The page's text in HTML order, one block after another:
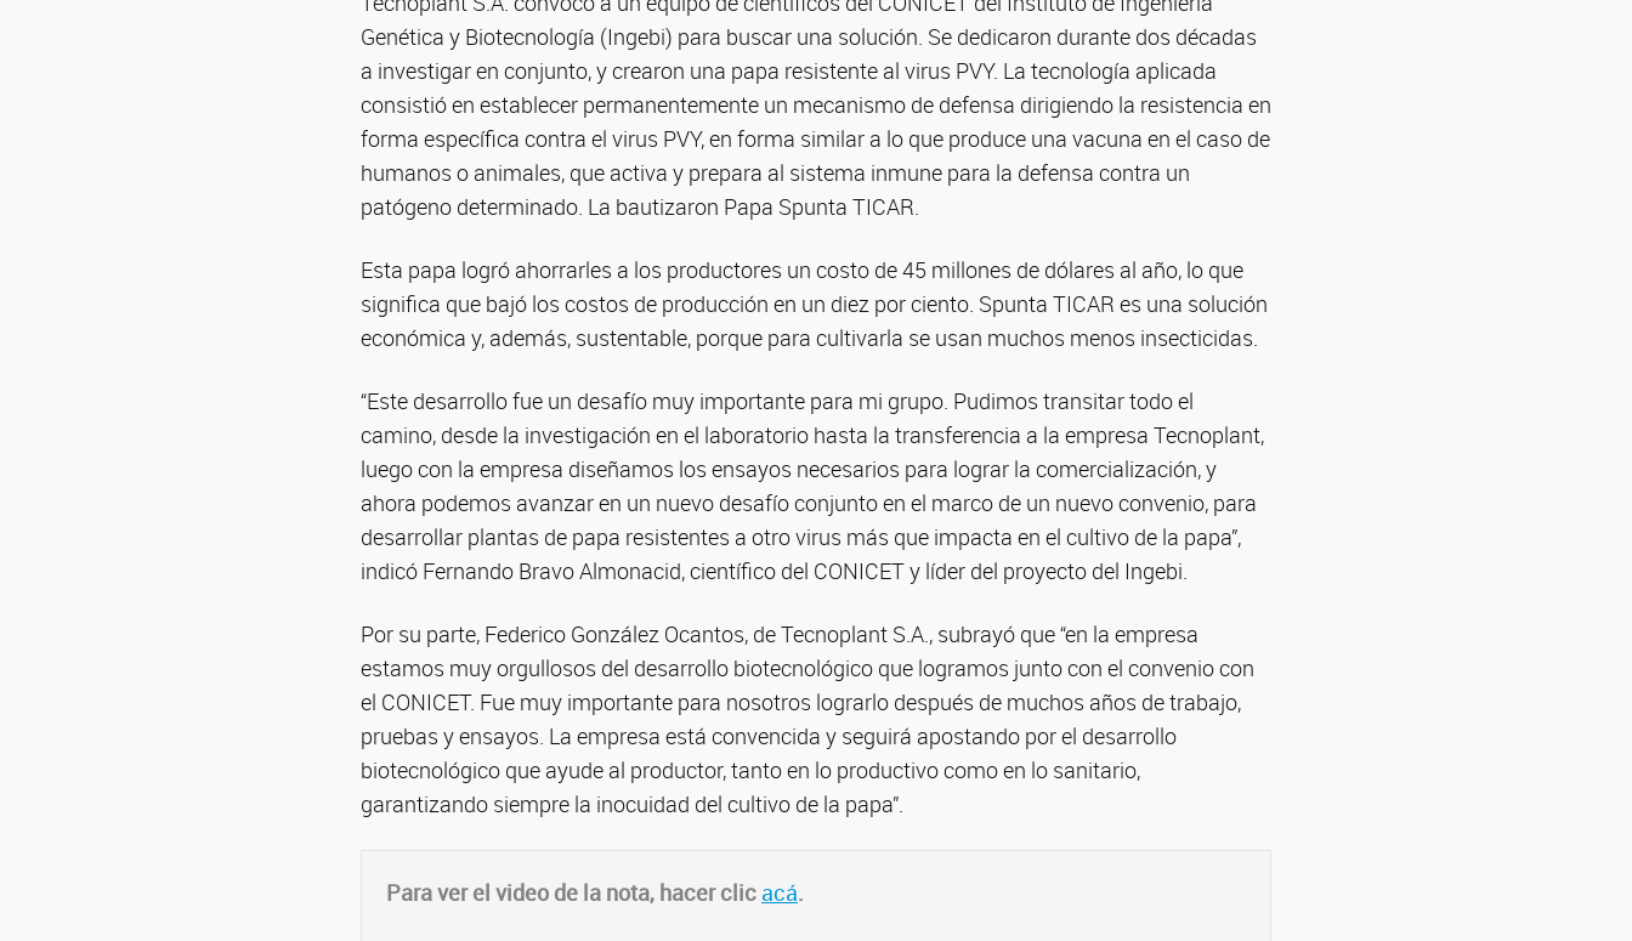
Genética y Biotecnología (Ingebi) para buscar una solución. Se dedicaron durante dos décadas
a investigar en conjunto, y crearon una papa resistente al virus PVY. La tecnología aplicada
consistió en establecer permanentemente un mecanismo de defensa dirigiendo la resistencia en
forma específica contra el virus PVY, en forma similar a lo que produce una vacuna en el caso de
humanos o animales, que activa y prepara al sistema inmune para la defensa contra un
patógeno determinado. La bautizaron Papa Spunta TICAR.
Esta papa logró ahorrarles a los productores un costo de 45 millones de dólares al año, lo que
significa que bajó los costos de producción en un diez por ciento. Spunta TICAR es una solución
económica y, además, sustentable, porque para cultivarla se usan muchos menos insecticidas.
“Este desarrollo fue un desafío muy importante para mi grupo. Pudimos transitar todo el
camino, desde la investigación en el laboratorio hasta la transferencia a la empresa Tecnoplant,
luego con la empresa diseñamos los ensayos necesarios para lograr la comercialización, y
ahora podemos avanzar en un nuevo desafío conjunto en el marco de un nuevo convenio, para
desarrollar plantas de papa resistentes a otro virus más que impacta en el cultivo de la papa”,
indicó Fernando Bravo Almonacid, científico del CONICET y líder del proyecto del Ingebi.
Por su parte, Federico González Ocantos, de Tecnoplant S.A., subrayó que “en la empresa
estamos muy orgullosos del desarrollo biotecnológico que logramos junto con el convenio con
el CONICET. Fue muy importante para nosotros lograrlo después de muchos años de trabajo,
pruebas y ensayos. La empresa está convencida y seguirá apostando por el desarrollo
biotecnológico que ayude al productor, tanto en lo productivo como en lo sanitario,
garantizando siempre la inocuidad del cultivo de la papa”.
Para ver el video de la nota, hacer clic acá.